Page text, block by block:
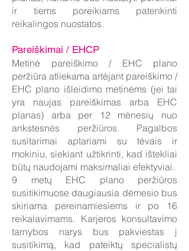
ir tiems poreikiams patenkinti
reikalingos nuostatos.
Pareiškimai / EHCP
Metinė pareiškimo / EHC plano
peržiūra atliekama artėjant pareiškimo /
EHC plano išleidimo metinėms (jei tai
yra naujas pareiškimas arba EHC
planas) arba per 12 mėnesių nuo
ankstesnės peržiūros. Pagalbos
susitarimai aptariami su tėvais ir
mokiniu, siekiant užtikrinti, kad ištekliai
būtų naudojami maksimaliai efektyviai.
9 metų EHC plano peržiūros
susitikimuose daugiausia dėmesio bus
skiriama pereinamiesiems ir po 16
reikalavimams. Karjeros konsultavimo
tarnybos narys bus pakviestas į
susitikimą, kad pateiktų specialistų